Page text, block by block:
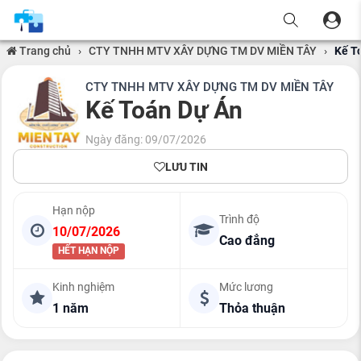
Trang chủ › CTY TNHH MTV XÂY DỰNG TM DV MIỀN TÂY › Kế
CTY TNHH MTV XÂY DỰNG TM DV MIỀN TÂY
Kế Toán Dự Án
Ngày đăng: 09/07/2026
LƯU TIN
Hạn nộp
10/07/2026
HẾT HẠN NỘP
Trình độ
Cao đẳng
Kinh nghiệm
1 năm
Mức lương
Thỏa thuận